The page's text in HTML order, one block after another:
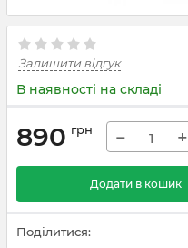
Залишити відгук
В наявності на складі
890 грн − +
Додати в кошик
Поділитися: